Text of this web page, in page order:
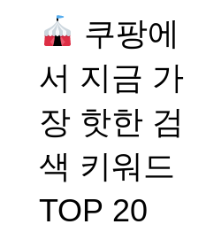
쿠팡에
서 지금 가
장 핫한 검
색 키워드
TOP 20